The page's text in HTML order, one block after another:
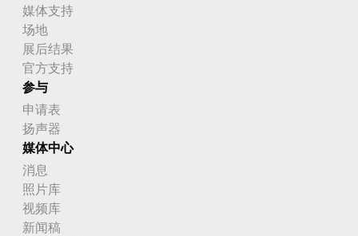
媒体支持
场地
展后结果
官方支持
参与
申请表
扬声器
媒体中心
消息
照片库
视频库
新闻稿